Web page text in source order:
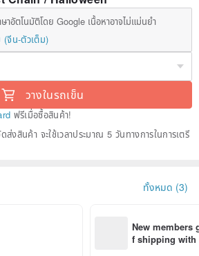
าอัตโนมัติโดย Google เนื้อหาอาจไม่แม่นยำ
(จีน-ตัวเต็ม)
วางในรถเข็น
ฟรีเมื่อซื้อสินค้า!
ส่งสินค้า จะใช้เวลาประมาณ 5 วันทางการในการเตรี
ทั้งหมด (3)
New members
f shipping